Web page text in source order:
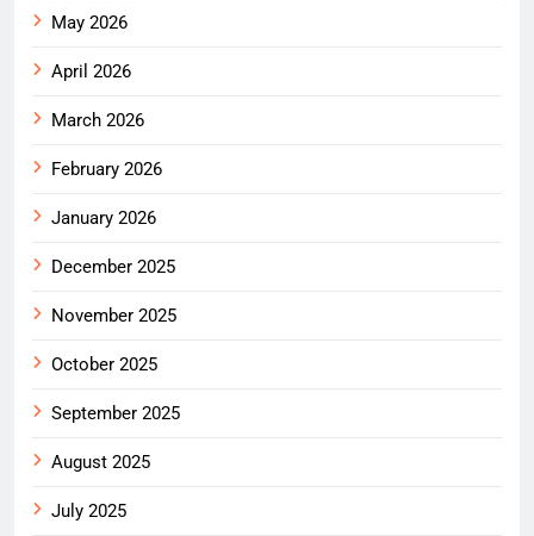
May 2026
April 2026
March 2026
February 2026
January 2026
December 2025
November 2025
October 2025
September 2025
August 2025
July 2025